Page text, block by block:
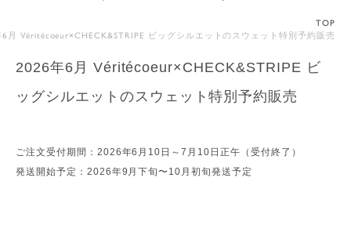
TOP
月 Véritécoeur×CHECK&STRIPE ビッグシルエットのスウェット特別予約販売
2026年6月 Véritécoeur×CHECK&STRIPE ビ
ッグシルエットのスウェット特別予約販売
ご注文受付期間：2026年6月10日～7月10日正午（受付終了）
発送開始予定：2026年9月下旬〜10月初旬発送予定